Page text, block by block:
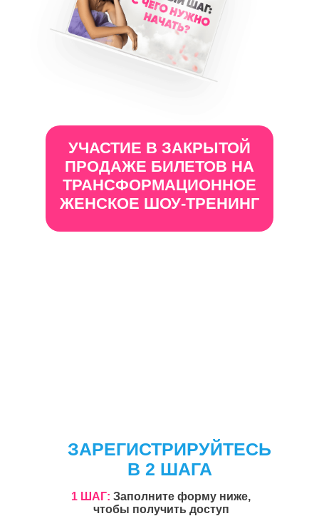
УЧАСТИЕ В ЗАКРЫТОЙ
ПРОДАЖЕ БИЛЕТОВ НА
ТРАНСФОРМАЦИОННОЕ
ЖЕНСКОЕ ШОУ-ТРЕНИНГ
ЗАРЕГИСТРИРУЙТЕСЬ
В 2 ШАГА
1 ШАГ: Заполните форму ниже,
чтобы получить доступ